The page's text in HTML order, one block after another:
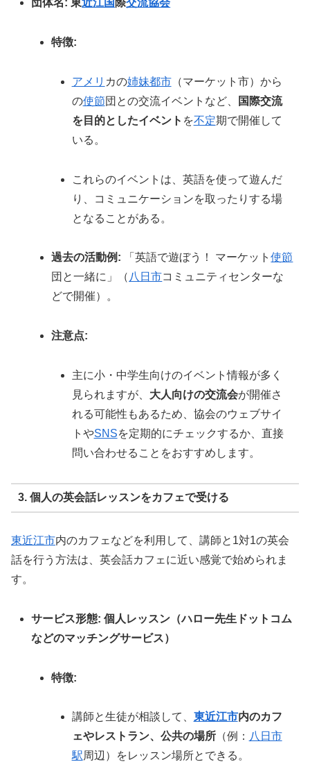
団体名: 東近江国 際交流協会
特徴:
アメリ カの姉妹都市（マーケット市）から
の使節団との交流イベントなど、
国際交流
を目的としたイベント を不定期で開催して
いる。
これらのイベントは、英語を使って遊んだ
り、コミュニケーションを取ったりする場
となることがある。
過去の活動例: 「英語で遊ぼう！ マーケット使節
団と一緒に」（ 八日市コミュニティセンターな
どで開催）。
注意点:
主に小・中学生向けのイベント情報が多く
見られますが、 大人向けの交流会が開催さ
れる可能性もあるため、協会のウェブサイ
トやSNSを定期的にチェックするか、直接
問い合わせることをおすすめします。
3. 個人の英会話レッスンをカフェで受ける
東近江市内のカフェなどを利用して、講師と1対1の英会
話を行う方法は、英会話カフェに近い感覚で始められま
す。
サービス形態: 個人レッスン（ハロー先生ドットコム
などのマッチングサービス）
特徴:
講師と生徒が相談して、 東近江市内のカフ
ェやレストラン、公共の場所（例： 八日市
駅周辺）をレッスン場所とできる。